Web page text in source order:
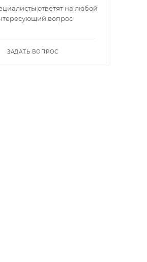
ответят на любой
вопрос
ЗАДАТЬ ВОПРОС